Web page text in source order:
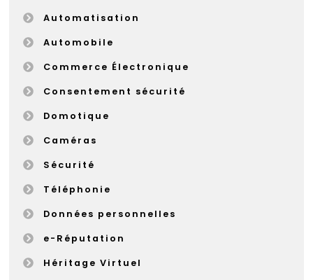
Automatisation
Automobile
Commerce Électronique
Consentement sécurité
Domotique
Caméras
Sécurité
Téléphonie
Données personnelles
e-Réputation
Héritage Virtuel